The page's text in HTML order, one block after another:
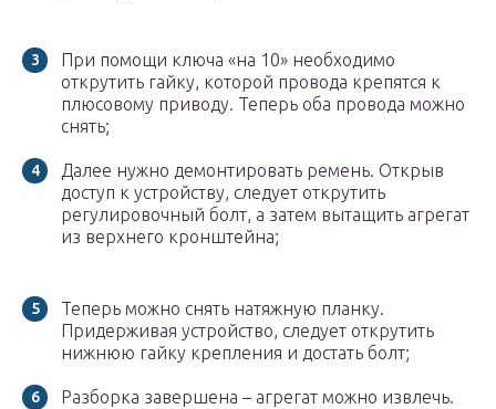
При помощи ключа «на 10» необходимо
открутить гайку, которой провода крепятся к
плюсовому приводу. Теперь оба провода можно
снять;
Далее нужно демонтировать ремень. Открыв
доступ к устройству, следует открутить
регулировочный болт, а затем вытащить агрегат
из верхнего кронштейна;
Теперь можно снять натяжную планку.
Придерживая устройство, следует открутить
нижнюю гайку крепления и достать болт;
Разборка завершена – агрегат можно извлечь.